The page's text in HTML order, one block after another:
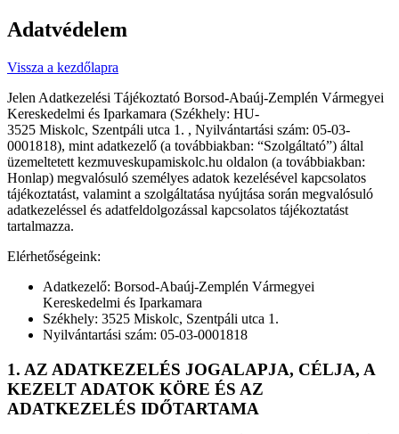
Ugrás
aAdatvédelem
Vissza a kezdőlapra
Jelen Adatkezelési Tájékoztató Borsod-Abaúj-Zemplén Vármegyei
Kereskedelmi és Iparkamara (Székhely: HU-
3525 Miskolc, Szentpáli utca 1. , Nyilvántartási szám: 05-03-
0001818), mint adatkezelő (a továbbiakban: “Szolgáltató”) által
üzemeltetett kezmuveskupamiskolc.hu oldalon (a továbbiakban:
Honlap) megvalósuló személyes adatok kezelésével kapcsolatos
tájékoztatást, valamint a szolgáltatása nyújtása során megvalósuló
adatkezeléssel és adatfeldolgozással kapcsolatos tájékoztatást
tartalmazza.
Elérhetőségeink:
Adatkezelő: Borsod-Abaúj-Zemplén Vármegyei
Kereskedelmi és Iparkamara
Székhely: 3525 Miskolc, Szentpáli utca 1.
Nyilvántartási szám: 05-03-0001818
1. AZ ADATKEZELÉS JOGALAPJA, CÉLJA, A
KEZELT ADATOK KÖRE ÉS AZ
ADATKEZELÉS IDŐTARTAMA